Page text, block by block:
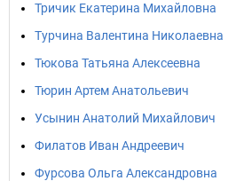
Тричик Екатерина Михайловна
Турчина Валентина Николаевна
Тюкова Татьяна Алексеевна
Тюрин Артем Анатольевич
Усынин Анатолий Михайлович
Филатов Иван Андреевич
Фурсова Ольга Александровна